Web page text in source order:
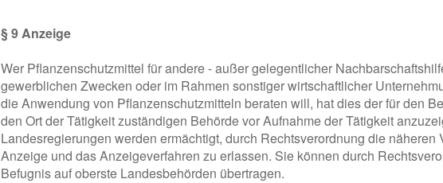
§ 9 Anzeige
Wer Pflanzenschutzmittel für andere - außer gelegentlicher
gewerblichen Zwecken oder im Rahmen sonstiger wirtschaftlicher
die Anwendung von Pflanzenschutzmitteln beraten will, hat dies der für den
den Ort der Tätigkeit zuständigen Behörde vor Aufnahme der Tätigkeit
Landesregierungen werden ermächtigt, durch Rechtsverordnung die näheren
Anzeige und das Anzeigeverfahren zu erlassen. Sie können durch
Befugnis auf oberste Landesbehörden übertragen.